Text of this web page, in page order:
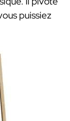
puissiez